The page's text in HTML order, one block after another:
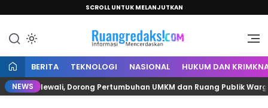
SCROLL UNTUK MELANJUTKAN
Ruang Redaksi
Informasi Mencerdaskan
BERITA TEKNOLOGI NASIONAL HUKUM DAN
NEWS
Polewali, Dorong Pertumbuhan UMKM dan Ruang Publik Warga